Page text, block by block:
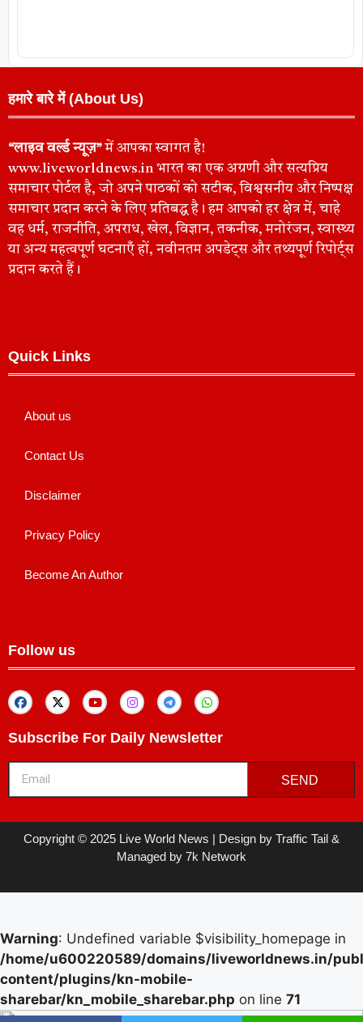
हमारे बारे में (About Us)
“लाइव वर्ल्ड न्यूज़”में आपका स्वागत है!
www.liveworldnews.in भारत का एक अग्रणी और सत्यप्रिय
समाचार पोर्टल है, जो अपने पाठकों को सटीक, विश्वसनीय और निष्पक्ष
समाचार प्रदान करने के लिए प्रतिबद्ध है। हम आपको हर क्षेत्र में, चाहे
वह धर्म, राजनीति, अपराध, खेल, विज्ञान, तकनीक, मनोरंजन, स्वास्थ्य
या अन्य महत्वपूर्ण घटनाएँ हों, नवीनतम अपडेट्स और तथ्यपूर्ण रिपोर्ट्स
प्रदान करते हैं।
Quick Links
About us
Contact Us
Disclaimer
Privacy Policy
Become An Author
Follow us
Subscribe For Daily Newsletter
SEND
Copyright © 2025 Live World News | Design by Traffic Tail &
Managed by 7k Network
Warning: Undefined variable $visibility_homepage in
/home/u600220589/domains/liveworldnews.in/
content/plugins/kn-mobile-
sharebar/kn_mobile_sharebar.php on line 71